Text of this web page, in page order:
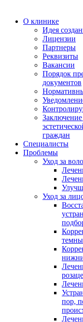
О клинике
Идея
Лицензии
Партнеры
Реквизиты
Вакансии
Порядок
документов
граждан
Специалисты
Проблемы
Уход за
Уход за
пор,